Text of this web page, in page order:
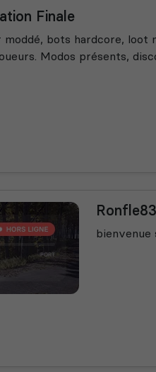
Finale
moddé, bots hardcore, loot
Modos présents,
Ronfle83
bienvenue